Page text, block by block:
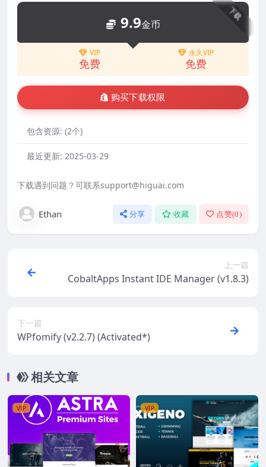
下载
9.9金币
VIP
免费
永久VIP
免费
购买下载权限
包含资源: (2个)
最近更新: 2025-03-29
下载遇到问题？可联系support@higuai.com
Ethan 分享 收藏 点赞(0)
上一篇
CobaltApps Instant IDE Manager (v1.8.3)
下一篇
WPfomify (v2.2.7) (Activated*)
相关文章
VIP VIP